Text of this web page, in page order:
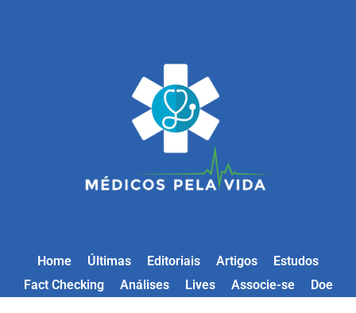
Home Últimas Editoriais Artigos
Estudos
Fact Checking
Análises Lives Associe-se Doe